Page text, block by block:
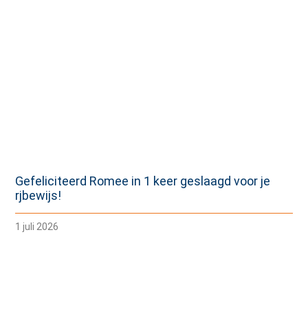
Gefeliciteerd Romee in 1 keer geslaagd voor je
rjbewijs!
1 juli 2026